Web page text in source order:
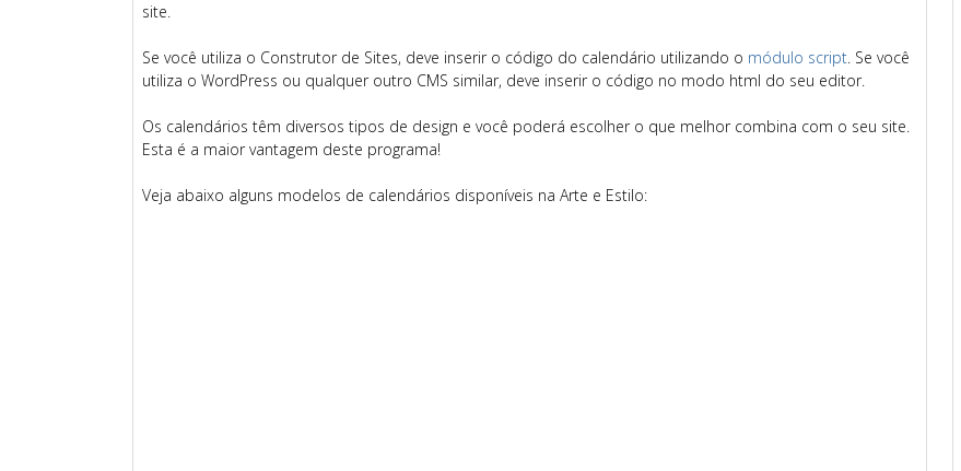
site.
Se você utiliza o Construtor de Sites, deve inserir o código do calendário utilizando o módulo script. Se você
utiliza o WordPress ou qualquer outro CMS similar, deve inserir o código no modo html do seu editor.
Os calendários têm diversos tipos de design e você poderá escolher o que melhor combina com o seu site.
Esta é a maior vantagem deste programa!
Veja abaixo alguns modelos de calendários disponíveis na Arte e Estilo: